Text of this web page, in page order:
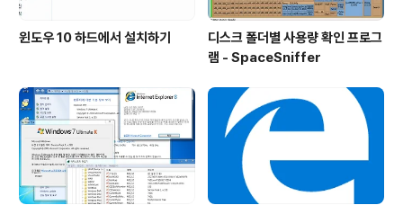
윈도우 10 하드에서 설치하기
디스크 폴더별 사용량 확인 프로그
램 - SpaceSniffer